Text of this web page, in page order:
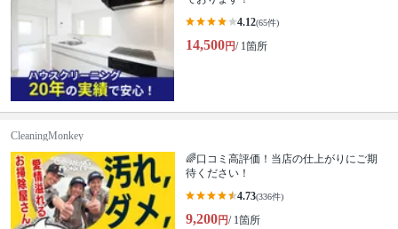
4.12(65件)
14,500円/ 1箇所
CleaningMonkey
🌈口コミ高評価！当店の仕上がりにご期
待ください！
4.73(336件)
9,200円/ 1箇所